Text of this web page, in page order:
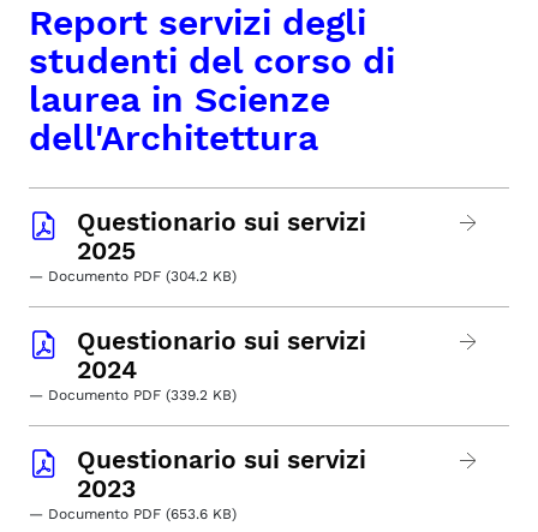
Report servizi degli
studenti del corso di
laurea in Scienze
dell'Architettura
Questionario sui servizi
2025
— Documento PDF (304.2 KB)
Questionario sui servizi
2024
— Documento PDF (339.2 KB)
Questionario sui servizi
2023
— Documento PDF (653.6 KB)